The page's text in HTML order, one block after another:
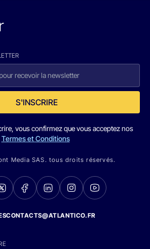
S'INSCRIRE
vous confirmez que vous acceptez nos
Termes et Conditions
Media SAS. tous droits réservés.